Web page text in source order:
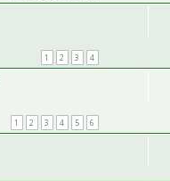
1 2 3 4
1 2 3 4 5 6